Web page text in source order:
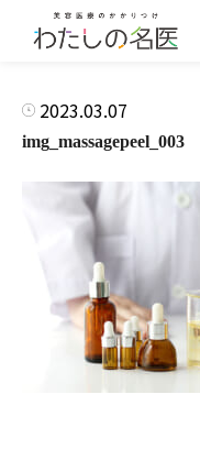
2023.03.07
img_massagepeel_003